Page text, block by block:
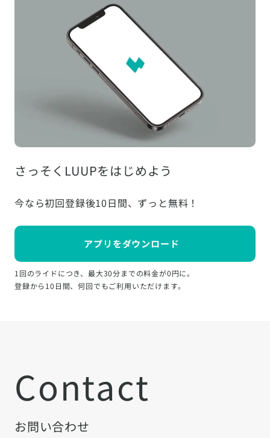
さっそくLUUPをはじめよう
今なら初回登録後10日間、ずっと無料！
アプリをダウンロード
1回のライドにつき、最大30分までの料金が0円に。
登録から10日間、何回でもご利用いただけます。
Contact
お問い合わせ